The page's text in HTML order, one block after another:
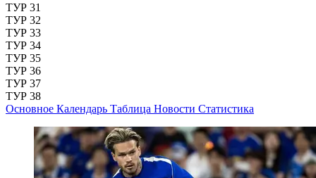
ТУР 31
ТУР 32
ТУР 33
ТУР 34
ТУР 35
ТУР 36
ТУР 37
ТУР 38
Основное Календарь Таблица Новости Статистика